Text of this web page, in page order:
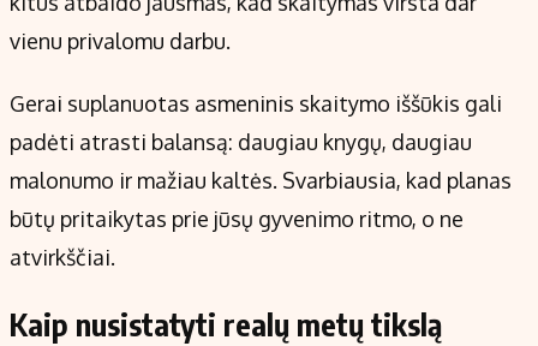
Indėlių palūkanos
vienu privalomu darbu.
Gerai suplanuotas asmeninis skaitymo iššūkis gali
padėti atrasti balansą: daugiau knygų, daugiau
malonumo ir mažiau kaltės. Svarbiausia, kad planas
būtų pritaikytas prie jūsų gyvenimo ritmo, o ne
atvirkščiai.
Kaip nusistatyti realų metų tikslą